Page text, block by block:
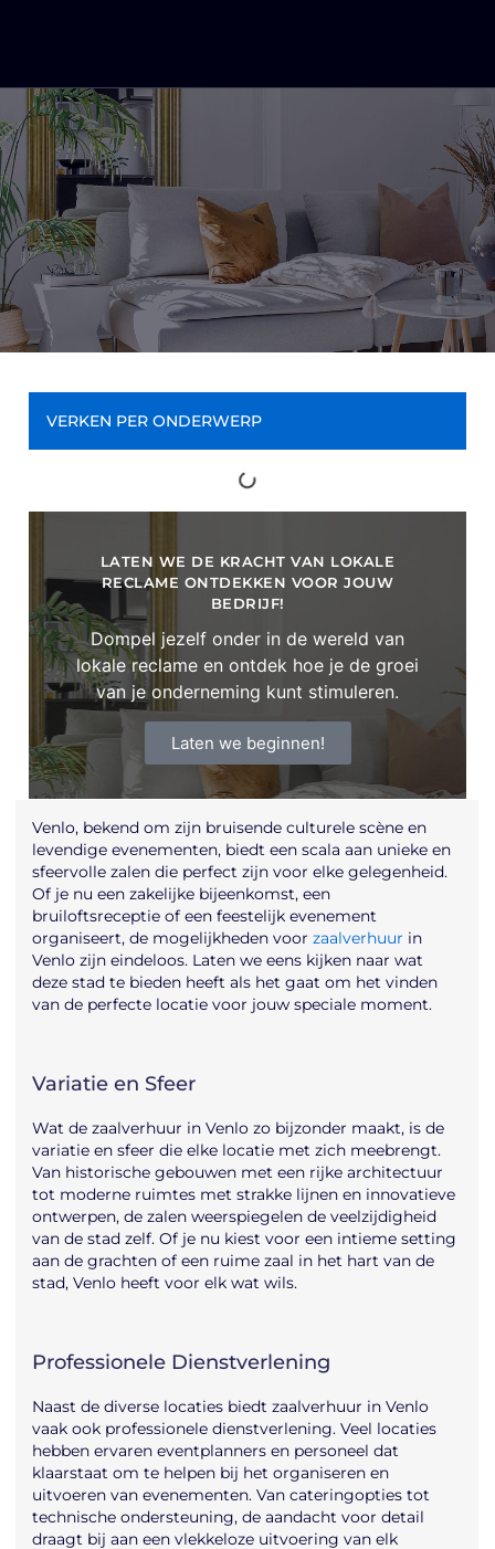
Venlo, bekend om zijn bruisende culturele scène en
levendige evenementen, biedt een scala aan unieke en
sfeervolle zalen die perfect zijn voor elke gelegenheid.
Of je nu een zakelijke bijeenkomst, een
bruiloftsreceptie of een feestelijk evenement
organiseert, de mogelijkheden voorzaalverhuur in
Venlo zijn eindeloos. Laten we eens kijken naar wat
deze stad te bieden heeft als het gaat om het vinden
van de perfecte locatie voor jouw speciale moment.
Variatie en Sfeer
Wat de zaalverhuur in Venlo zo bijzonder maakt, is de
variatie en sfeer die elke locatie met zich meebrengt.
Van historische gebouwen met een rijke architectuur
tot moderne ruimtes met strakke lijnen en innovatieve
ontwerpen, de zalen weerspiegelen de veelzijdigheid
van de stad zelf. Of je nu kiest voor een intieme setting
aan de grachten of een ruime zaal in het hart van de
stad, Venlo heeft voor elk wat wils.
Professionele Dienstverlening
Naast de diverse locaties biedt zaalverhuur in Venlo
vaak ook professionele dienstverlening. Veel locaties
hebben ervaren eventplanners en personeel dat
klaarstaat om te helpen bij het organiseren en
uitvoeren van evenementen. Van cateringopties tot
technische ondersteuning, de aandacht voor detail
draagt bij aan een vlekkeloze uitvoering van elk
VERKEN PER ONDERWERP
LATEN WE DE KRACHT VAN LOKALE
RECLAME ONTDEKKEN VOOR JOUW
BEDRIJF!
Dompel jezelf onder in de wereld van
lokale reclame en ontdek hoe je de groei
van je onderneming kunt stimuleren.
Laten we beginnen!